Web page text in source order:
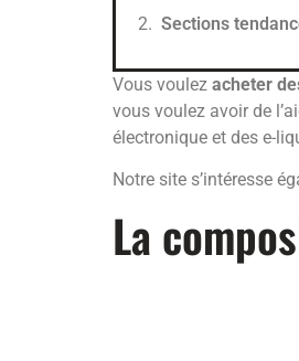
Sections
Vous voulez acheter
vous voulez avoir de
électronique et des e-
Notre site s’intéresse
La